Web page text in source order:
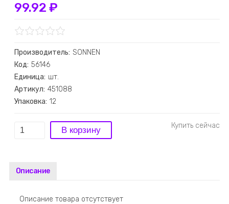
99.92 ₽
Производитель: SONNEN
Код: 56146
Единица: шт.
Артикул: 451088
Упаковка: 12
Описание
Описание товара отсутствует